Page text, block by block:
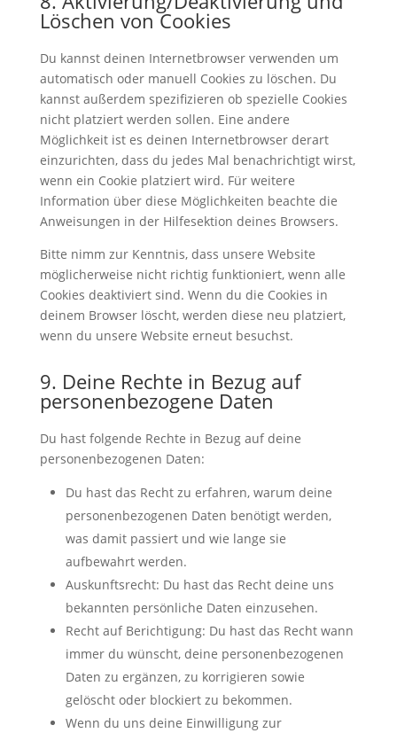
Löschen von Cookies
Du kannst deinen Internetbrowser verwenden um
automatisch oder manuell Cookies zu löschen. Du
kannst außerdem spezifizieren ob spezielle Cookies
nicht platziert werden sollen. Eine andere
Möglichkeit ist es deinen Internetbrowser derart
einzurichten, dass du jedes Mal benachrichtigt wirst,
wenn ein Cookie platziert wird. Für weitere
Information über diese Möglichkeiten beachte die
Anweisungen in der Hilfesektion deines Browsers.
Bitte nimm zur Kenntnis, dass unsere Website
möglicherweise nicht richtig funktioniert, wenn alle
Cookies deaktiviert sind. Wenn du die Cookies in
deinem Browser löscht, werden diese neu platziert,
wenn du unsere Website erneut besuchst.
9. Deine Rechte in Bezug auf
personenbezogene Daten
Du hast folgende Rechte in Bezug auf deine
personenbezogenen Daten:
Du hast das Recht zu erfahren, warum deine
personenbezogenen Daten benötigt werden,
was damit passiert und wie lange sie
aufbewahrt werden.
Auskunftsrecht: Du hast das Recht deine uns
bekannten persönliche Daten einzusehen.
Recht auf Berichtigung: Du hast das Recht wann
immer du wünscht, deine personenbezogenen
Daten zu ergänzen, zu korrigieren sowie
gelöscht oder blockiert zu bekommen.
Wenn du uns deine Einwilligung zur